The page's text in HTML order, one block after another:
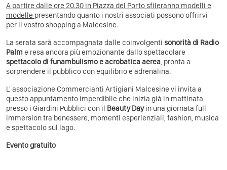
A partire dalle ore 20.30 in Piazza del Porto sfileranno modelli e
modelle presentando quanto i nostri associati possono offrirvi
per il vostro shopping a Malcesine.
La serata sarà accompagnata dalle coinvolgenti sonorità di Radio
Palm e resa ancora più emozionante dallo spettacolare
spettacolo di funambulismo e acrobatica aerea , pronta a
sorprendere il pubblico con equilibrio e adrenalina.
L' associazione Commercianti Artigiani Malcesine vi invita a
questo appuntamento imperdibile che inizia già in mattinata
presso i Giardini Pubblici con il Beauty Dayin una giornata full
immersion tra benessere, momenti esperienziali, fashion, musica
e spettacolo sul lago.
Evento gratuito